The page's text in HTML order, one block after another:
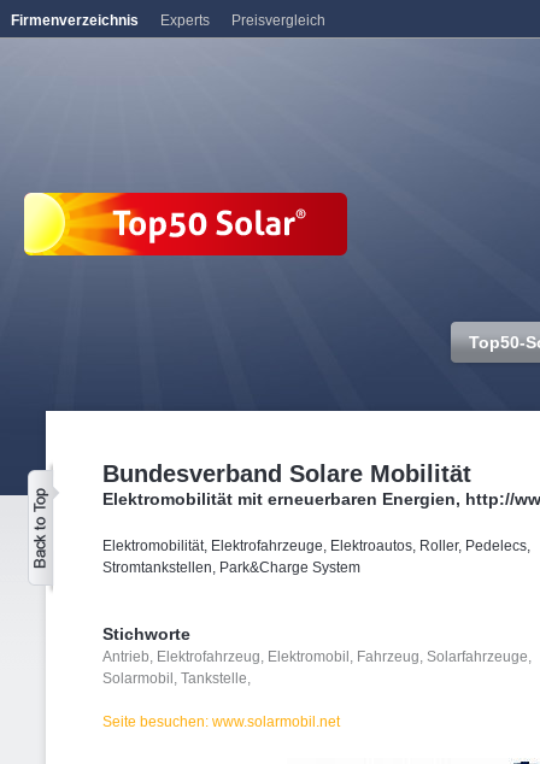
Top50-
Bundesverband Solare Mobilität
Elektromobilität mit erneuerbaren Energien, http://
Elektromobilität, Elektrofahrzeuge, Elektroautos, Roller, Pedelecs,
Stromtankstellen, Park&Charge System
Stichworte
Antrieb, Elektrofahrzeug, Elektromobil , Fahrzeug, Solarfahrzeuge,
Solarmobil , Tankstelle,
Seite besuchen: www.solarmobil.net
Firmenverzeichnis Experts Preisvergleich